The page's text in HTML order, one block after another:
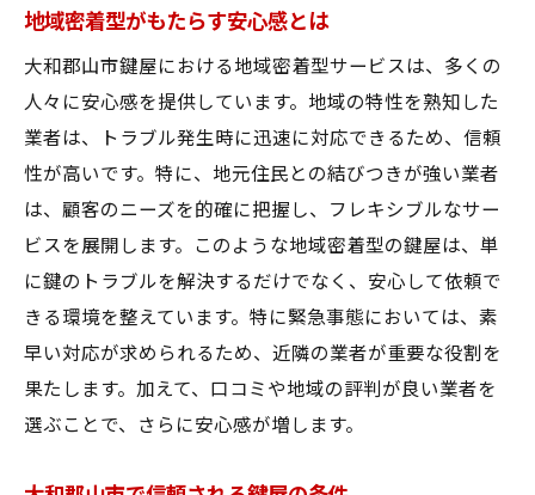
予算に合った鍵屋選びのポイント
コストパフォーマンスの良い鍵屋とは
契約前に確認すべき料金の明細
大和郡山市鍵屋で求められる高品質なサービス
の裏側に迫る
高品質サービスを支える鍵屋の技術力
大和郡山市鍵屋のサービス基準とは
鍵屋の品質保証とその重要性
顧客満足度を高める鍵屋の工夫
大和郡山市で選ぶべき鍵屋のサービス特徴
理由
地域密着型がもたらす安心感とは
大和郡山市鍵屋における地域密着型サービスは、多くの
人々に安心感を提供しています。地域の特性を熟知した
業者は、トラブル発生時に迅速に対応できるため、信頼
性が高いです。特に、地元住民との結びつきが強い業者
は、顧客のニーズを的確に把握し、フレキシブルなサー
ビスを展開します。このような地域密着型の鍵屋は、単
に鍵のトラブルを解決するだけでなく、安心して依頼で
きる環境を整えています。特に緊急事態においては、素
早い対応が求められるため、近隣の業者が重要な役割を
果たします。加えて、口コミや地域の評判が良い業者を
選ぶことで、さらに安心感が増します。